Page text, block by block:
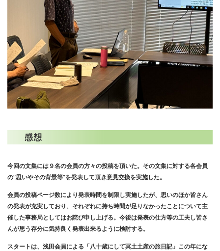
感想
今回の文集には９名の会員の方々の投稿を頂いた。その文集に対する各会員
の“思いやその背景等”を発表して頂き意見交換を実施した。
会員の投稿ページ数により発表時間を制限し実施したが、思いのほか皆さん
の発表が充実しており、それぞれに持ち時間が足りなかったことについて主
催した事務局としてはお詫び申し上げる。今後は発表の仕方等の工夫し皆さ
んが思う存分に気持良く発表出来るように検討する。
スタートは、浅田会員による「八十歳にして冥土土産の旅日記」この年にな